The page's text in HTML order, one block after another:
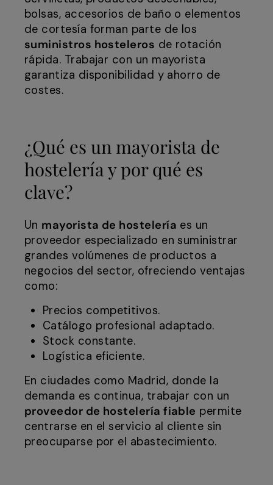
bolsas, accesorios de baño o elementos
de cortesía forman parte de los
suministros hosteleros de rotación
rápida. Trabajar con un mayorista
garantiza disponibilidad y ahorro de
costes.
¿Qué es un mayorista de
hostelería y por qué es
clave?
Un mayorista de hostelería es un
proveedor especializado en suministrar
grandes volúmenes de productos a
negocios del sector, ofreciendo ventajas
como:
Precios competitivos.
Catálogo profesional adaptado.
Stock constante.
Logística eficiente.
En ciudades como Madrid, donde la
demanda es continua, trabajar con un
proveedor de hostelería fiable permite
centrarse en el servicio al cliente sin
preocuparse por el abastecimiento.